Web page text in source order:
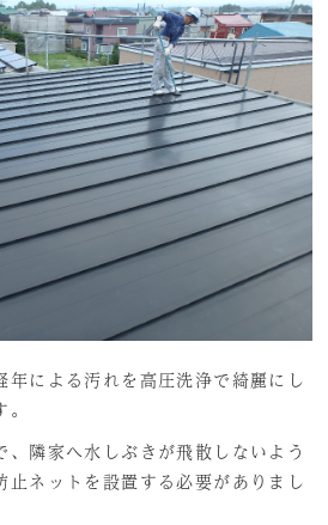
年による汚れを高圧洗浄で綺麗にし
隣家へ水しぶきが飛散しないよう
止ネットを設置する必要がありまし